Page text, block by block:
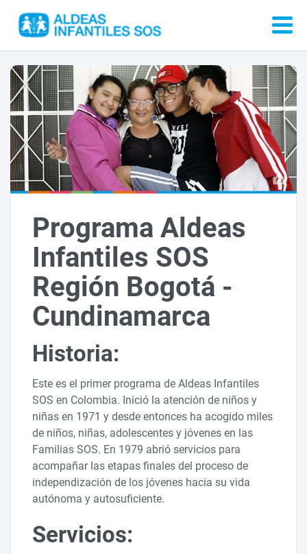
Programa Aldeas
Infantiles SOS
Región Bogotá -
Cundinamarca
Historia:
Este es el primer programa de Aldeas Infantiles
SOS en Colombia. Inició la atención de niños y
niñas en 1971 y desde entonces ha acogido miles
de niños, niñas, adolescentes y jóvenes en las
Familias SOS. En 1979 abrió servicios para
acompañar las etapas finales del proceso de
independización de los jóvenes hacia su vida
autónoma y autosuficiente.
Servicios: